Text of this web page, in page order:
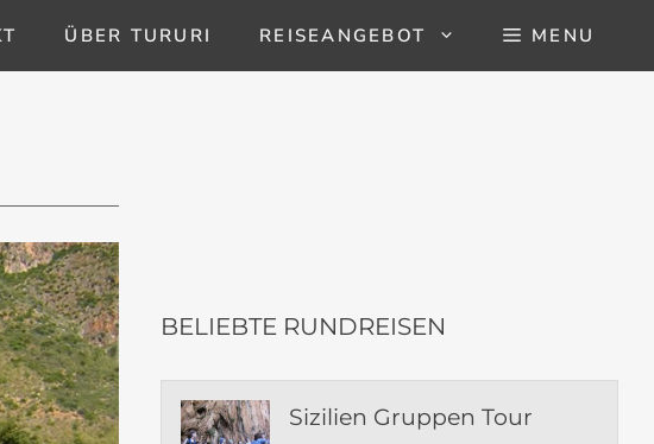
ÜBER TURURI REISEANGEBOT MENU
BELIEBTE RUNDREISEN
Sizilien Gruppen Tour